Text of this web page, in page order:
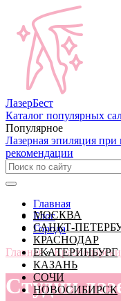
ЛазерБест
Каталог популярных
Популярное
Лазерная эпиляция
рекомендации
МОСКВА
САНКТ-
КРАСНОДАР
ЕКАТЕРИНБУРГ
КАЗАНЬ
СОЧИ
НОВОСИБИРСК
Главная
Блог
Города
Главная »
Студии